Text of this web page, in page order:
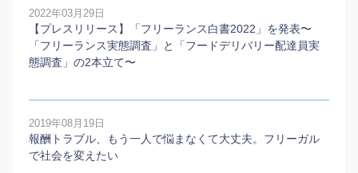
2022年03月29日
【プレスリリース】「フリーランス白書2022」を発表〜
「フリーランス実態調査」と「フードデリバリー配達員実
態調査」の2本⽴て〜
2019年08月19日
報酬トラブル、もう一人で悩まなくて大丈夫。フリーガル
で社会を変えたい